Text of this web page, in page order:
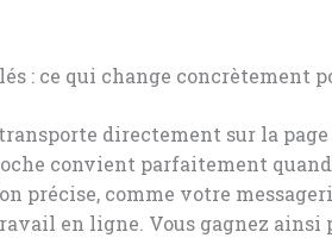
: ce qui change concrètement
directement sur la page
convient parfaitement
précise, comme votre
en ligne. Vous gagnez ainsi